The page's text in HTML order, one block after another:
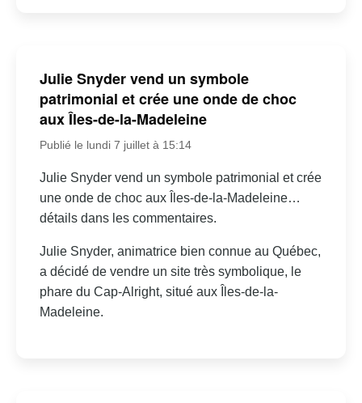
Julie Snyder vend un symbole
patrimonial et crée une onde de choc
aux Îles-de-la-Madeleine
Publié le lundi 7 juillet à 15:14
Julie Snyder vend un symbole patrimonial et crée
une onde de choc aux Îles-de-la-Madeleine…
détails dans les commentaires.
Julie Snyder, animatrice bien connue au Québec,
a décidé de vendre un site très symbolique, le
phare du Cap-Alright, situé aux Îles-de-la-
Madeleine.